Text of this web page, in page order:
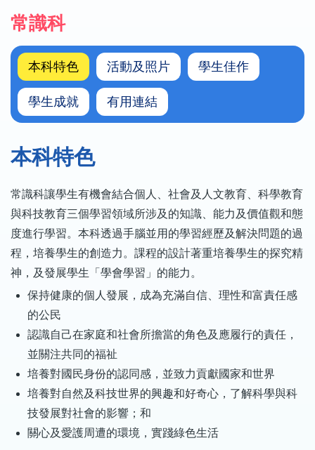
連
結
常識科
本科特色 活動及照片 學生佳作
學生成就 有用連結
本科特色
常識科讓學生有機會結合個人、社會及人文教育、科學教育
與科技教育三個學習領域所涉及的知識、能力及價值觀和態
度進行學習。本科透過手腦並用的學習經歷及解決問題的過
程，培養學生的創造力。課程的設計著重培養學生的探究精
神，及發展學生「學會學習」的能力。
保持健康的個人發展，成為充滿自信、理性和富責任感
的公民
認識自己在家庭和社會所擔當的角色及應履行的責任，
並關注共同的福祉
培養對國民身份的認同感，並致力貢獻國家和世界
培養對自然及科技世界的興趣和好奇心，了解科學與科
技發展對社會的影響；和
關心及愛護周遭的環境，實踐綠色生活